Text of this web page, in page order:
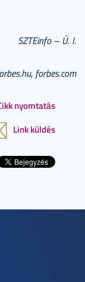
SZTEinfo – Ú. I.
forbes.com
nyomtatás
Link küldés